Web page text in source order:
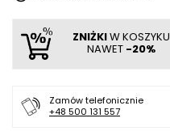
ZNIŻKIW KOSZYKU
NAWET -20%
Zamów telefonicznie
+48 500 131 557